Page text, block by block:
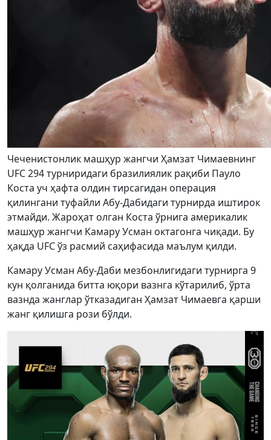
Чеченистонлик машҳур жангчи Ҳамзат Чимаевнинг
UFC 294 турниридаги бразилиялик рақиби Пауло
Коста уч ҳафта олдин тирсагидан операция
қилингани туфайли Абу-Дабидаги турнирда иштирок
этмайди. Жароҳат олган Коста ўрнига америкалик
машҳур жангчи Камару Усман октагонга чиқади. Бу
ҳақда UFC ўз расмий саҳифасида маълум қилди.
Камару Усман Абу-Даби мезбонлигидаги турнирга 9
кун қолганида битта юқори вазнга кўтарилиб, ўрта
вазнда жанглар ўтказадиган Ҳамзат Чимаевга қарши
жанг қилишга рози бўлди.